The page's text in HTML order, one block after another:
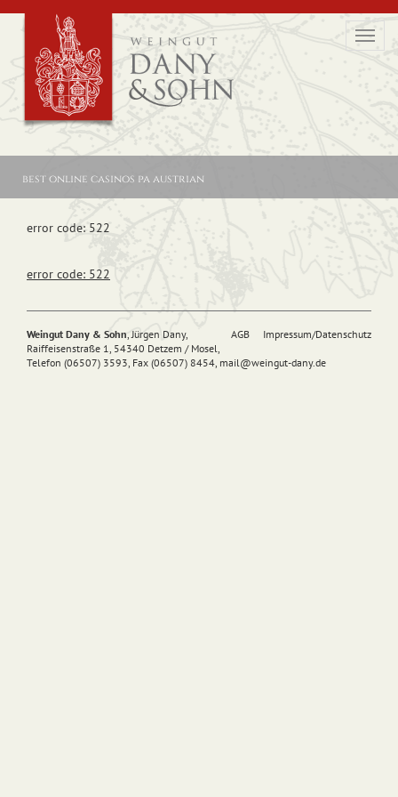
best online casinos pa austrian
error code: 522
error code: 522
AGB Impressum/Datenschutz
Weingut Dany & Sohn, Jürgen Dany,
Raiffeisenstraße 1, 54340 Detzem / Mosel,
Telefon (06507) 3593, Fax (06507) 8454, mail@weingut-dany.de